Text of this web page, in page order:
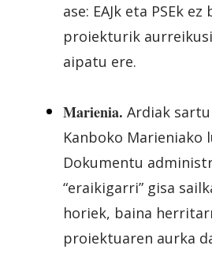
ase: EAJk eta PSEk
proiekturik
aipatu ere.
Marienia. Ardiak
Kanboko Marieniako
Dokumentu
“eraikigarri” gisa
horiek, baina
proiektuaren aurka